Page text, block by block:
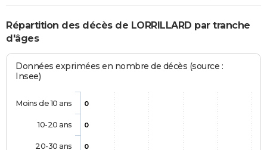
Répartition des décès de LORRILLARD par tranche
d'âges
Données exprimées en nombre de décès (source :
Insee)
0
0
0
Moins de 10 ans
10-20 ans
20-30 ans